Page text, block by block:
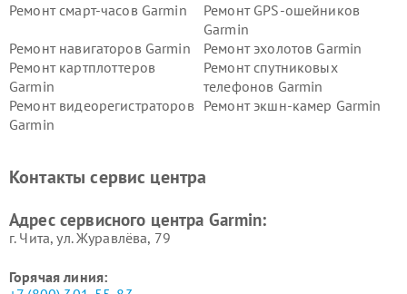
Ремонт смарт-часов Garmin
Ремонт GPS-ошейников
Garmin
Ремонт навигаторов Garmin
Ремонт эхолотов Garmin
Ремонт картплоттеров
Garmin
Ремонт спутниковых
телефонов Garmin
Ремонт видеорегистраторов
Garmin
Ремонт экшн-камер Garmin
Контакты сервис центра
Адрес сервисного центра Garmin:
г. Чита, ул. Журавлёва, 79
Горячая линия: